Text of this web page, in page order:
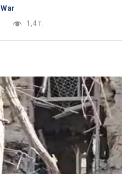
War
1,4 т.